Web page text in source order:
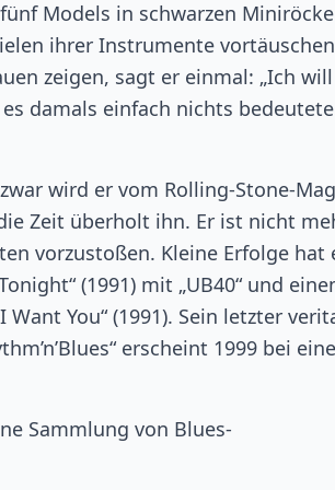
Models in schwarzen
ihrer Instrumente vortäuschen
zeigen, sagt er einmal: „Ich
damals einfach nichts
wird er vom Rolling-Stone-
Zeit überholt ihn. Er ist nicht
vorzustoßen. Kleine Erfolge hat
(1991) mit „UB40“ und
You“ (1991). Sein letzter
erscheint 1999 bei
Sammlung von Blues-